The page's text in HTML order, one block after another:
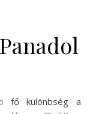
fő különbség a